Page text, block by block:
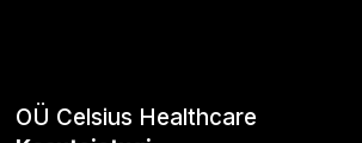
OÜ Celsius Healthcare